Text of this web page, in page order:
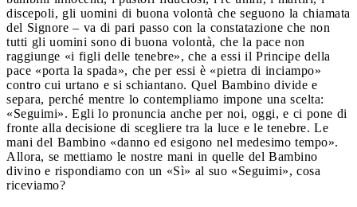
discepoli, gli uomini di buona volontà che seguono la chiamata
del Signore – va di pari passo con la constatazione che non
tutti gli uomini sono di buona volontà, che la pace non
raggiunge «i figli delle tenebre», che a essi il Principe della
pace «porta la spada», che per essi è «pietra di inciampo»
contro cui urtano e si schiantano. Quel Bambino divide e
separa, perché mentre lo contempliamo impone una scelta:
«Seguimi». Egli lo pronuncia anche per noi, oggi, e ci pone di
fronte alla decisione di scegliere tra la luce e le tenebre. Le
mani del Bambino «danno ed esigono nel medesimo tempo».
Allora, se mettiamo le nostre mani in quelle del Bambino
divino e rispondiamo con un «Sì» al suo «Seguimi», cosa
riceviamo?